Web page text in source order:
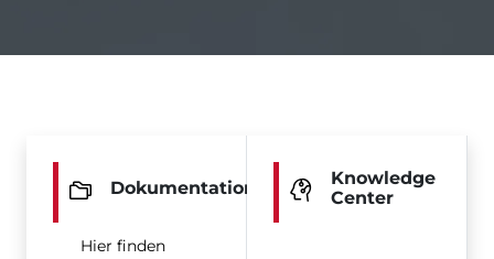
Dokumentation
Hier finden
Knowledge
Center